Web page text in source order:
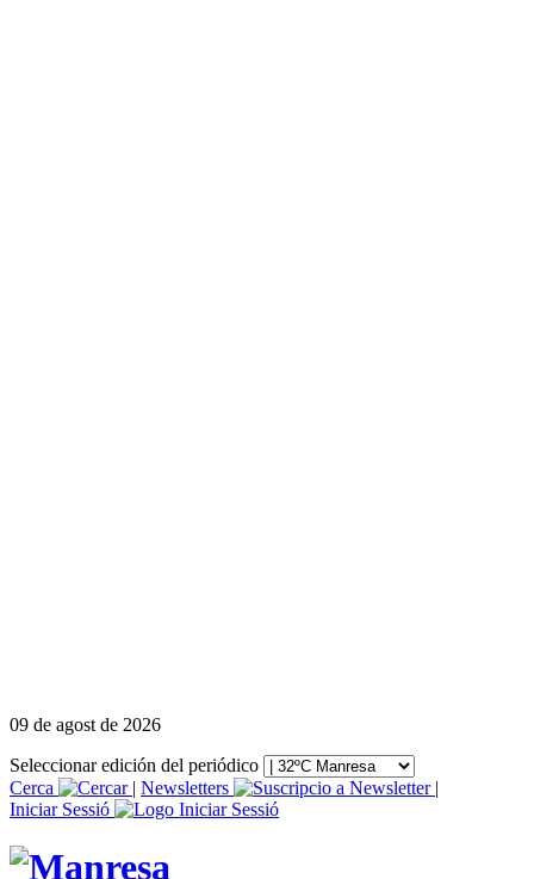
09 de agost de 2026
Seleccionar edición del periódico
Cerca
| Newsletters
|
Iniciar Sessió